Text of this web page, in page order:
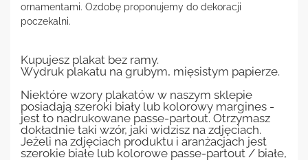
ornamentami. Ozdobę proponujemy do dekoracji
poczekalni.
Kupujesz plakat bez ramy.
Wydruk plakatu na grubym, mięsistym papierze.
Niektóre wzory plakatów w naszym sklepie
posiadają szeroki biały lub kolorowy margines -
jest to nadrukowane passe-partout. Otrzymasz
dokładnie taki wzór, jaki widzisz na zdjęciach.
Jeżeli na zdjęciach produktu i aranżacjach jest
szerokie białe lub kolorowe passe-partout / białe,